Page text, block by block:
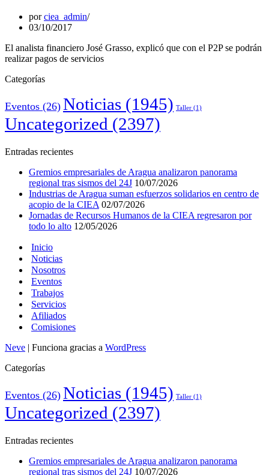
porciea_admin
03/10/2017
El analista financiero José Grasso, explicó que con el P2P se podrán
realizar pagos de servicios
Categorías
Eventos (26) Noticias (1945) Taller (1)
Uncategorized (2397)
Entradas recientes
Gremios empresariales de Aragua analizaron panorama
regional tras sismos del 24J 10/07/2026
Industrias de Aragua suman esfuerzos solidarios en centro de
acopio de la CIEA 02/07/2026
Jornadas de Recursos Humanos de la CIEA regresaron por
todo lo alto 12/05/2026
Inicio
Noticias
Nosotros
Eventos
Trabajos
Servicios
Afiliados
Comisiones
Neve | Funciona gracias a WordPress
Categorías
Eventos (26) Noticias (1945) Taller (1)
Uncategorized (2397)
Entradas recientes
Gremios empresariales de Aragua analizaron panorama
regional tras sismos del 24J 10/07/2026